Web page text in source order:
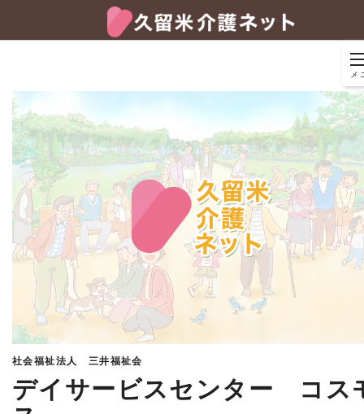
メ
社会福祉法人 三井福祉会
デイサービスセンター コス